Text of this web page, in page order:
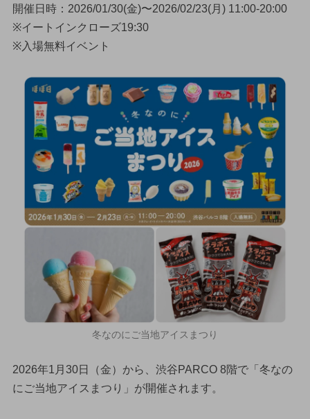
開催日時：2026/01/30(金)〜2026/02/23(月) 11:00-20:00
※イートインクローズ19:30
※入場無料イベント
冬なのにご当地アイスまつり
2026年1月30日（金）から、渋谷PARCO 8階で「冬なの
にご当地アイスまつり」が開催されます。